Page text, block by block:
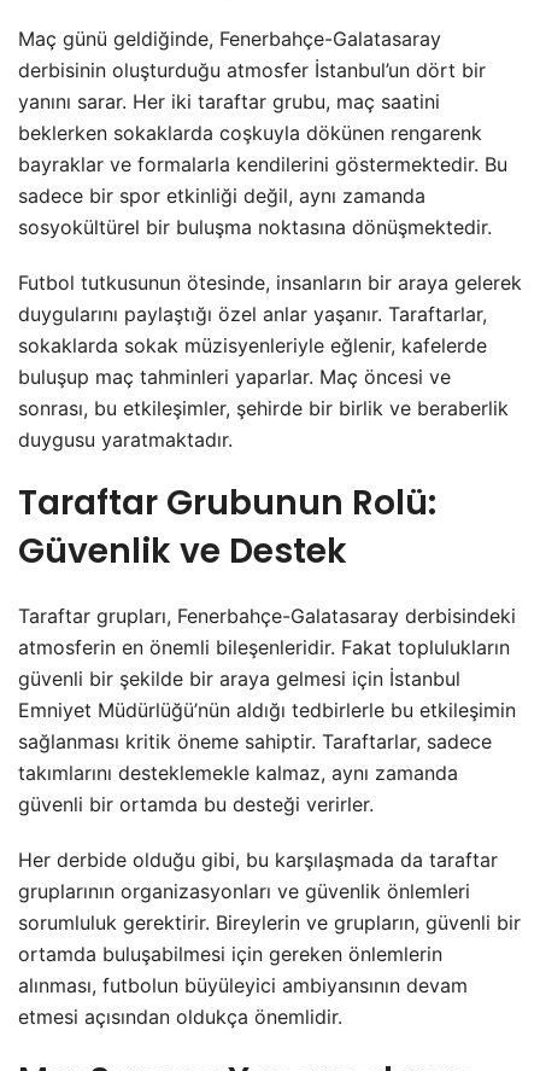
Maç günü geldiğinde, Fenerbahçe-Galatasaray
derbisinin oluşturduğu atmosfer İstanbul’un dört bir
yanını sarar. Her iki taraftar grubu, maç saatini
beklerken sokaklarda coşkuyla dökünen rengarenk
bayraklar ve formalarla kendilerini göstermektedir. Bu
sadece bir spor etkinliği değil, aynı zamanda
sosyokültürel bir buluşma noktasına dönüşmektedir.
Futbol tutkusunun ötesinde, insanların bir araya gelerek
duygularını paylaştığı özel anlar yaşanır. Taraftarlar,
sokaklarda sokak müzisyenleriyle eğlenir, kafelerde
buluşup maç tahminleri yaparlar. Maç öncesi ve
sonrası, bu etkileşimler, şehirde bir birlik ve beraberlik
duygusu yaratmaktadır.
Taraftar Grubunun Rolü:
Güvenlik ve Destek
Taraftar grupları, Fenerbahçe-Galatasaray derbisindeki
atmosferin en önemli bileşenleridir. Fakat toplulukların
güvenli bir şekilde bir araya gelmesi için İstanbul
Emniyet Müdürlüğü’nün aldığı tedbirlerle bu etkileşimin
sağlanması kritik öneme sahiptir. Taraftarlar, sadece
takımlarını desteklemekle kalmaz, aynı zamanda
güvenli bir ortamda bu desteği verirler.
Her derbide olduğu gibi, bu karşılaşmada da taraftar
gruplarının organizasyonları ve güvenlik önlemleri
sorumluluk gerektirir. Bireylerin ve grupların, güvenli bir
ortamda buluşabilmesi için gereken önlemlerin
alınması, futbolun büyüleyici ambiyansının devam
etmesi açısından oldukça önemlidir.